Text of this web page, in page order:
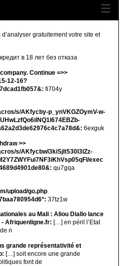
gratuitement votre site et
кредит в 18 лет без отказа
Continue =>>
12-16?
fi704y
s/AKfycby-p_ynVKGZOymV-w-
6exguk
>>
s/AKfycbwl3kiSjlt530I3lZz-
exec
qu7gqa
upload/go.php
37tz1w
au Mali : Aliou Diallo lance
Afriquenligne.fr: […] en péril l’Etat
n
grande représentativité et
[…] soit encore une grande
font de